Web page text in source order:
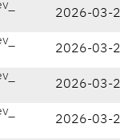
2026-03-
2026-03-
2026-03-
2026-03-